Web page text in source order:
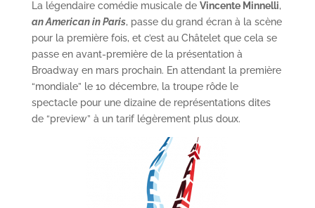
La légendaire comédie musicale de Vincente Minnelli,
an American in Paris, passe du grand écran à la scène
pour la première fois, et c’est au Châtelet que cela se
passe en avant-première de la présentation à
Broadway en mars prochain. En attendant la première
“mondiale” le 10 décembre, la troupe rôde le
spectacle pour une dizaine de représentations dites
de “preview” à un tarif légèrement plus doux.